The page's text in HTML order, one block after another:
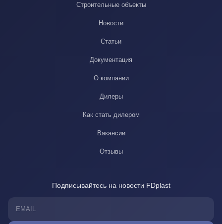
Строительные объекты
Новости
Статьи
Документация
О компании
Дилеры
Как стать дилером
Вакансии
Отзывы
Подписывайтесь на новости FDplast